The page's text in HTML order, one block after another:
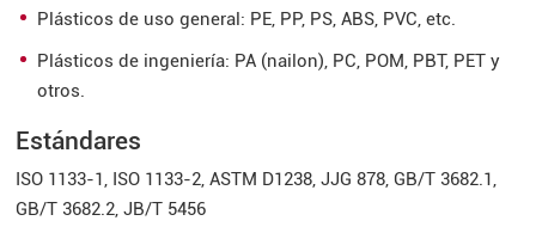
Plásticos de uso general: PE, PP, PS, ABS, PVC, etc.
Plásticos de ingeniería: PA (nailon), PC, POM, PBT, PET y
otros.
Estándares
ISO 1133-1, ISO 1133-2, ASTM D1238, JJG 878, GB/T 3682.1,
GB/T 3682.2, JB/T 5456